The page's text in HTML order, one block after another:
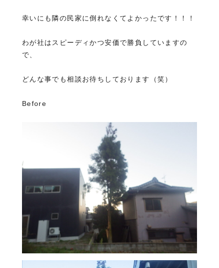
幸いにも隣の民家に倒れなくてよかったです！！！
わが社はスピーディかつ安価で勝負していますの
で、
どんな事でも相談お待ちしております（笑）
Before